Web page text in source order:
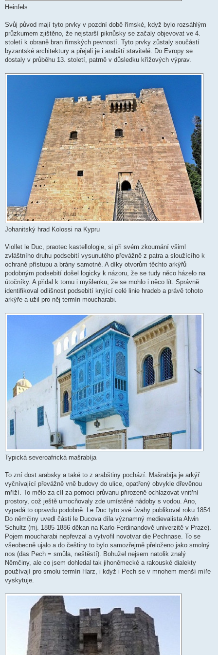
Heinfels
Svůj původ mají tyto prvky v pozdní době římské, když bylo rozsáhlým
průzkumem zjištěno, že nejstarší piknůsky se začaly objevovat ve 4.
století k obraně bran římských pevností. Tyto prvky zůstaly součástí
byzantské architektury a přejali je i arabští stavitelé. Do Evropy se
dostaly v průběhu 13. století, patrně v důsledku křížových výprav.
Johanitský hrad Kolossi na Kypru
Viollet le Duc, praotec kastellologie, si při svém zkoumání všiml
zvláštního druhu podsebití vysunutého převážně z patra a sloužícího k
ochraně přístupu a brány samotné. A díky otvorům těchto arkýřů
podobným podsebití došel logicky k názoru, že se tudy něco házelo na
útočníky. A přidal k tomu i myšlenku, že se mohlo i něco lít. Správně
identifikoval odlišnost podsebití kryjící celé linie hradeb a právě tohoto
arkýře a užil pro něj termín moucharabi.
Typická severoafrická mašrabíja
To zní dost arabsky a také to z arabštiny pochází. Mašrabíja je arkýř
vyčnívající převážně vně budovy do ulice, opatřený obvykle dřevěnou
mříží. To mělo za cíl za pomoci průvanu přirozeně ochlazovat vnitřní
prostory, což ještě umocňovaly zde umístěné nádoby s vodou. Ano,
vypadá to opravdu podobně. Le Duc tyto své úvahy publikoval roku 1854.
Do němčiny uvedl části le Ducova díla významný medievalista Alwin
Schultz (mj. 1885-1886 děkan na Karlo-Ferdinandově univerzitě v Praze).
Pojem moucharabi nepřevzal a vytvořil novotvar die Pechnase. To se
všeobecně ujalo a do češtiny to bylo samozřejmě přeloženo jako smolný
nos (das Pech = smůla, neštěstí). Bohužel nejsem natolik znalý
Němčiny, ale co jsem dohledal tak jihoněmecké a rakouské dialekty
používají pro smolu termín Harz, i když i Pech se v mnohem menší míře
vyskytuje.